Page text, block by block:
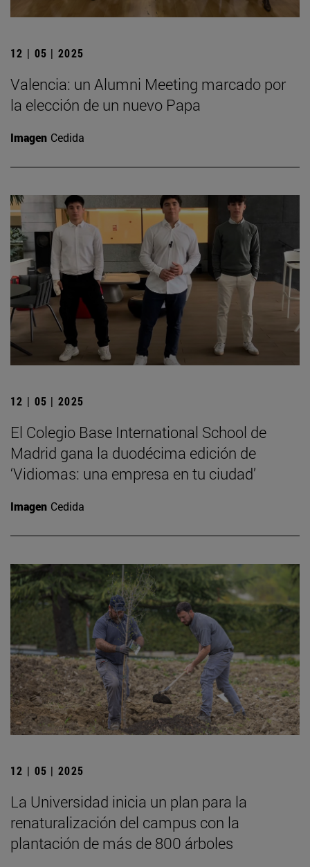
12 | 05 | 2025
Valencia: un Alumni Meeting marcado por
la elección de un nuevo Papa
Imagen Cedida
12 | 05 | 2025
El Colegio Base International School de
Madrid gana la duodécima edición de
‘Vidiomas: una empresa en tu ciudad’
Imagen Cedida
12 | 05 | 2025
La Universidad inicia un plan para la
renaturalización del campus con la
plantación de más de 800 árboles